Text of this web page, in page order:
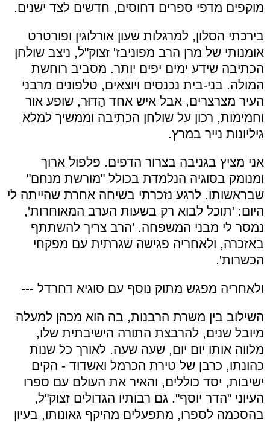
מוקפים מדפי ספרים דחוסים, חדשים לצד ישנים.
בירכתי הסלון, למרגלות שעון אורלוגין ופורטרט
אומנותי של מרן הרב מפוניבז' זצוק"ל, ניצב שולחן
הכתיבה שידע ימים יפים יותר. מסביב רוחשת
המולה. בני-בית נכנסים ויוצאים, טלפונים מרבני
העיר מצרצרים, אבל איש אחד הָדוּר, שופע אור
וחמימות, רכון על שולחן הכתיבה וממשיך למלא
גיליונות נייר במרץ.
אני מציץ בגניבה בצרור הדפים. פלפול ארוך
ומנומק בסוגיה הנלמדת בכולל "מורשת מנחם"
שבראשותו. לרגע נזכרתי בשיחה אחרת שהייתה לי
היום: 'תוכל לבוא רק בשעות הערב המאוחרות',
נמסר לי מבני המשפחה. 'הרב צריך להשתתף
באזכרה, ולאחריה פגישה שגרתית עם מפקחי
הכשרות'.
ולאחריה מפגש מתוק נוסף עם סוגיא דחרדל ---
השילוב בין משרת הרבנות, בה הוא מכהן למעלה
מיובל שנים, להרבצת התורה הישיבתית שלו,
מלווה אותו יום יום, שעה שעה. לאורך כל שנות
כהונתו, כרבן של טירת הכרמל ואשדוד - הקים
ישיבות, יסד כוללים, והאיר את העולם עם ספרו
העיוני "הדר יוסף". גם רבותיו הגדולים זצוק"ל,
בהסכמה לספרו, מתפעלים מהיקף גאונותו, בעיון